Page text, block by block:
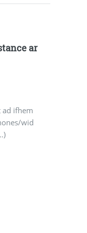
ar
ad ifhem
wid